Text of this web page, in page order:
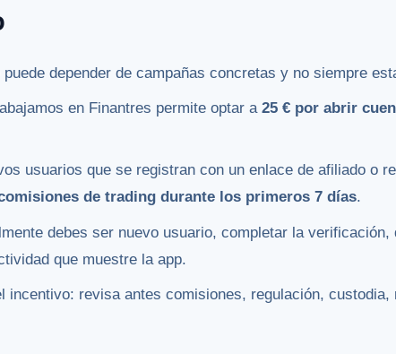
depender de campañas concretas y no siempre
en Finantres permite optar a25 € por abrir
usuarios que se registran con un enlace de afiliado o
de trading durante los primeros 7 días.
debes ser nuevo usuario, completar la verificación,
que muestre la app.
incentivo: revisa antes comisiones, regulación,